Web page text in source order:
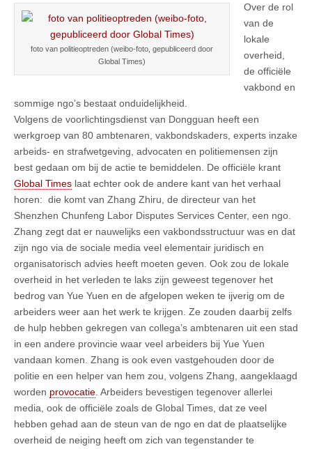
foto van politieoptreden (weibo-foto, gepubliceerd door
Global Times)
Over de rol
van de
lokale
overheid,
de officiële
vakbond en
sommige ngo’s bestaat onduidelijkheid.
Volgens de voorlichtingsdienst van Dongguan heeft een
werkgroep van 80 ambtenaren, vakbondskaders, experts inzake
arbeids- en strafwetgeving, advocaten en politiemensen zijn
best gedaan om bij de actie te bemiddelen. De officiële krant
Global Times laat echter ook de andere kant van het verhaal
horen: die komt van Zhang Zhiru, de directeur van het
Shenzhen Chunfeng Labor Disputes Services Center, een ngo.
Zhang zegt dat er nauwelijks een vakbondsstructuur was en dat
zijn ngo via de sociale media veel elementair juridisch en
organisatorisch advies heeft moeten geven. Ook zou de lokale
overheid in het verleden te laks zijn geweest tegenover het
bedrog van Yue Yuen en de afgelopen weken te ijverig om de
arbeiders weer aan het werk te krijgen. Ze zouden daarbij zelfs
de hulp hebben gekregen van collega’s ambtenaren uit een stad
in een andere provincie waar veel arbeiders bij Yue Yuen
vandaan komen. Zhang is ook even vastgehouden door de
politie en een helper van hem zou, volgens Zhang, aangeklaagd
worden provocatie . Arbeiders bevestigen tegenover allerlei
media, ook de officiële zoals de Global Times, dat ze veel
hebben gehad aan de steun van de ngo en dat de plaatselijke
overheid de neiging heeft om zich van tegenstander te